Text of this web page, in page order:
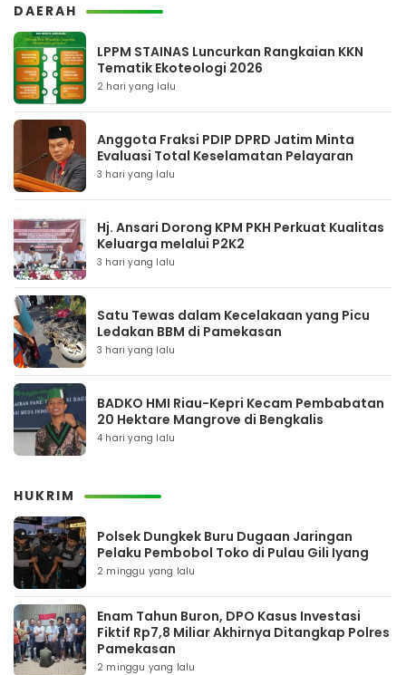
DAERAH
LPPM STAINAS Luncurkan Rangkaian KKN
Tematik Ekoteologi 2026
2 hari yang lalu
Anggota Fraksi PDIP DPRD Jatim Minta
Evaluasi Total Keselamatan Pelayaran
3 hari yang lalu
Hj. Ansari Dorong KPM PKH Perkuat Kualitas
Keluarga melalui P2K2
3 hari yang lalu
Satu Tewas dalam Kecelakaan yang Picu
Ledakan BBM di Pamekasan
3 hari yang lalu
BADKO HMI Riau-Kepri Kecam Pembabatan
20 Hektare Mangrove di Bengkalis
4 hari yang lalu
HUKRIM
Polsek Dungkek Buru Dugaan Jaringan
Pelaku Pembobol Toko di Pulau Gili Iyang
2 minggu yang lalu
Enam Tahun Buron, DPO Kasus Investasi
Fiktif Rp7,8 Miliar Akhirnya Ditangkap Polres
Pamekasan
2 minggu yang lalu